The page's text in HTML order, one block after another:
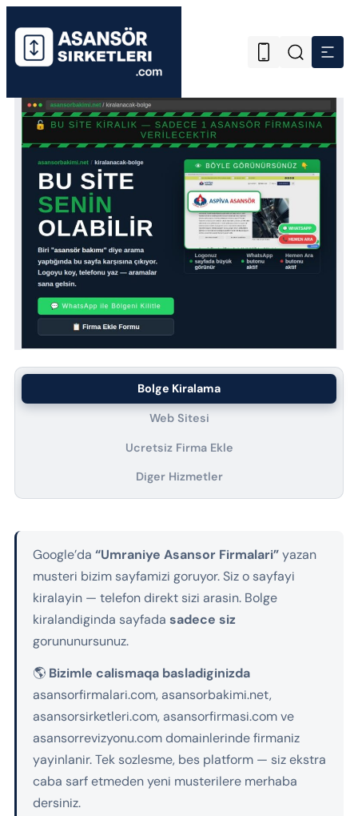
Bolge Kiralama
Web Sitesi
Ucretsiz Firma Ekle
Diger Hizmetler
Google’da “Umraniye Asansor Firmalari”yazan
musteri bizim sayfamizi goruyor. Siz o sayfayi
kiralayin — telefon direkt sizi arasin. Bolge
kiralandiginda sayfada sadece siz
gorununursunuz.
🌎 Bizimle calismaqa basladiginizda
asansorfirmalari.com, asansorbakimi.net,
asansorsirketleri.com, asansorfirmasi.com ve
asansorrevizyonu.com domainlerinde firmaniz
yayinlanir. Tek sozlesme, bes platform — siz ekstra
caba sarf etmeden yeni musterilere merhaba
dersiniz.